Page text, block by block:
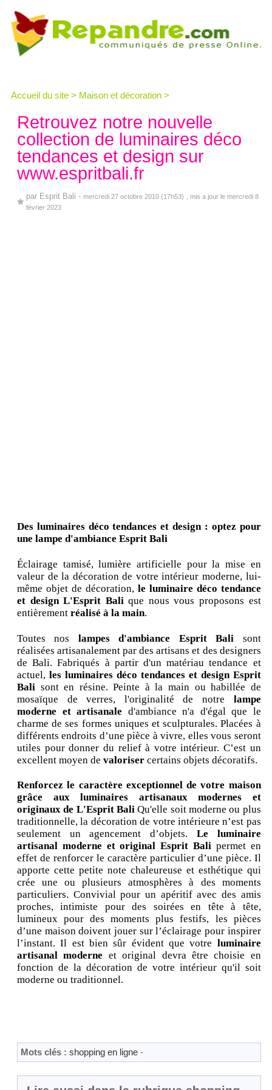
Accueil du site > Maison et décoration >
Retrouvez notre nouvelle
collection de luminaires déco
tendances et design sur
www.espritbali.fr
par Esprit Bali - mercredi 27 octobre 2010 (17h53)
, mis a jour le mercredi 8
février 2023
Des luminaires déco tendances et design : optez pour
une lampe d'ambiance Esprit Bali
Éclairage tamisé, lumière artificielle pour la mise en
valeur de la décoration de votre intérieur moderne, lui-
même objet de décoration, le luminaire déco tendance
et design L'Esprit Bali que nous vous proposons est
entièrement réalisé à la main.
Toutes nos lampes d'ambiance Esprit Bali sont
réalisées artisanalement par des artisans et des designers
de Bali. Fabriqués à partir d'un matériau tendance et
actuel, les luminaires déco tendances et design Esprit
Bali sont en résine. Peinte à la main ou habillée de
mosaïque de verres, l'originalité de notre lampe
moderne et artisanale d'ambiance n'a d'égal que le
charme de ses formes uniques et sculpturales. Placées à
différents endroits d’une pièce à vivre, elles vous seront
utiles pour donner du relief à votre intérieur. C’est un
excellent moyen de valoriser certains objets décoratifs.
Renforcez le caractère exceptionnel de votre maison
grâce aux luminaires artisanaux modernes et
originaux de L'Esprit BaliQu'elle soit moderne ou plus
traditionnelle, la décoration de votre intérieure n’est pas
seulement un agencement d’objets. Le luminaire
artisanal moderne et original Esprit Bali permet en
effet de renforcer le caractère particulier d’une pièce. Il
apporte cette petite note chaleureuse et esthétique qui
crée une ou plusieurs atmosphères à des moments
particuliers. Convivial pour un apéritif avec des amis
proches, intimiste pour des soirées en tête à tête,
lumineux pour des moments plus festifs, les pièces
d’une maison doivent jouer sur l’éclairage pour inspirer
l’instant. Il est bien sûr évident que votre luminaire
artisanal moderne et original devra être choisie en
fonction de la décoration de votre intérieur qu'il soit
moderne ou traditionnel.
Mots clés : shopping en ligne -